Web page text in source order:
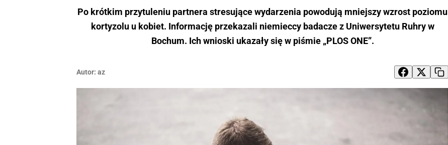
Po krótkim przytuleniu partnera stresujące wydarzenia powodują mniejszy wzrost poziomu
kortyzolu u kobiet. Informację przekazali niemieccy badacze z Uniwersytetu Ruhry w
Bochum. Ich wnioski ukazały się w piśmie „PLOS ONE”.
Autor: az